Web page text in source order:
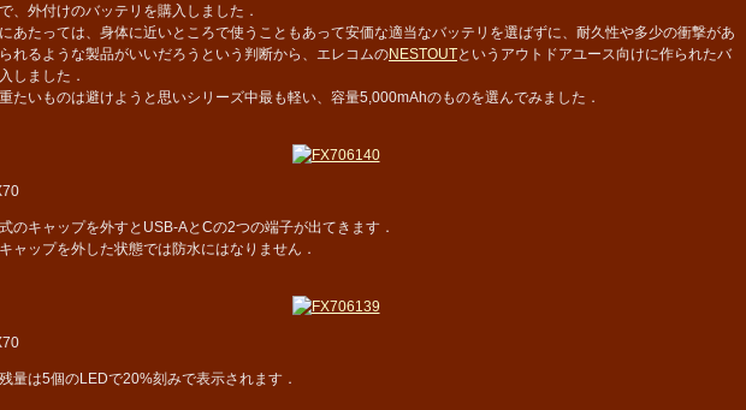
、外付けのバッテリを購入しました．
あたっては、身体に近いところで使うこともあって安価な適当なバッテリを選ばずに、耐久性や多少の衝撃があ
れるような製品がいいだろうという判断から、エレコムのNESTOUTというアウトドアユース向けに作られたバ
しました．
たいものは避けようと思いシリーズ中最も軽い、容量5,000mAhのものを選んでみました．
のキャップを外すとUSB-AとCの2つの端子が出てきます．
ャップを外した状態では防水にはなりません．
量は5個のLEDで20%刻みで表示されます．